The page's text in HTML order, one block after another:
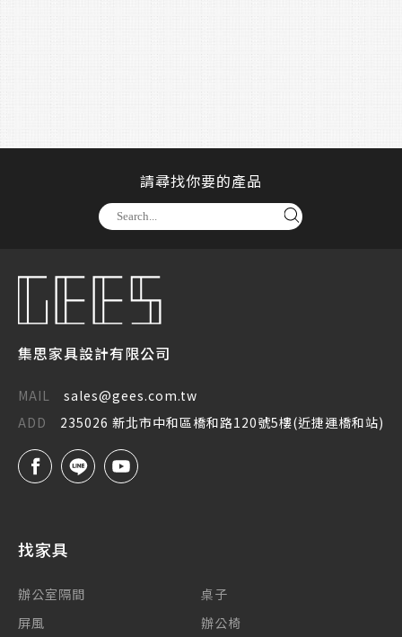
請尋找你要的產品
集思家具設計有限公司
MAIL
sales@gees.com.tw
ADD
235026 新北市中和區橋和路120號5樓(近捷運橋和站)
找家具
辦公室隔間
桌子
屏風
辦公椅